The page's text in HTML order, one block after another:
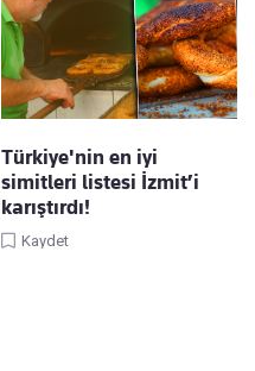
Türkiye'nin en iyi
simitleri listesi İzmit’i
karıştırdı!
Kaydet